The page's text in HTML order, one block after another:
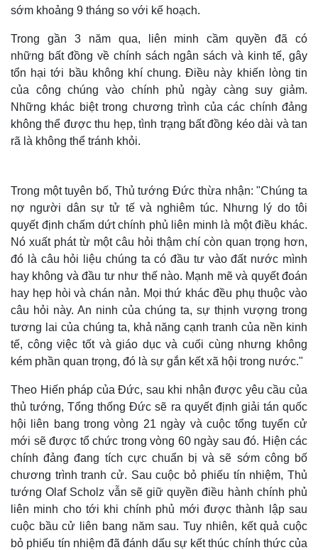
Thế giới
Quan sát
Cuộc sống đó đây
Multimedia
Video
E-Magazine
Infographic
sớm khoảng 9 tháng so với kế hoạch.
Trong gần 3 năm qua, liên minh cầm quyền đã có
những bất đồng về chính sách ngân sách và kinh tế, gây
tổn hại tới bầu không khí chung. Điều này khiến lòng tin
của công chúng vào chính phủ ngày càng suy giảm.
Những khác biệt trong chương trình của các chính đảng
không thể được thu hẹp, tình trạng bất đồng kéo dài và tan
rã là không thể tránh khỏi.
Trong một tuyên bố, Thủ tướng Đức thừa nhận: "Chúng ta
nợ người dân sự tử tế và nghiêm túc. Nhưng lý do tôi
quyết định chấm dứt chính phủ liên minh là một điều khác.
Nó xuất phát từ một câu hỏi thậm chí còn quan trọng hơn,
đó là câu hỏi liệu chúng ta có đầu tư vào đất nước mình
hay không và đầu tư như thế nào. Mạnh mẽ và quyết đoán
hay hẹp hòi và chán nản. Mọi thứ khác đều phụ thuộc vào
câu hỏi này. An ninh của chúng ta, sự thịnh vượng trong
tương lai của chúng ta, khả năng cạnh tranh của nền kinh
tế, công việc tốt và giáo dục và cuối cùng nhưng không
kém phần quan trọng, đó là sự gắn kết xã hội trong nước."
Theo Hiến pháp của Đức, sau khi nhận được yêu cầu của
thủ tướng, Tổng thống Đức sẽ ra quyết định giải tán quốc
hội liên bang trong vòng 21 ngày và cuộc tổng tuyển cử
mới sẽ được tổ chức trong vòng 60 ngày sau đó. Hiện các
chính đảng đang tích cực chuẩn bị và sẽ sớm công bố
chương trình tranh cử. Sau cuộc bỏ phiếu tín nhiệm, Thủ
tướng Olaf Scholz vẫn sẽ giữ quyền điều hành chính phủ
liên minh cho tới khi chính phủ mới được thành lập sau
cuộc bầu cử liên bang năm sau. Tuy nhiên, kết quả cuộc
bỏ phiếu tín nhiệm đã đánh dấu sự kết thúc chính thức của